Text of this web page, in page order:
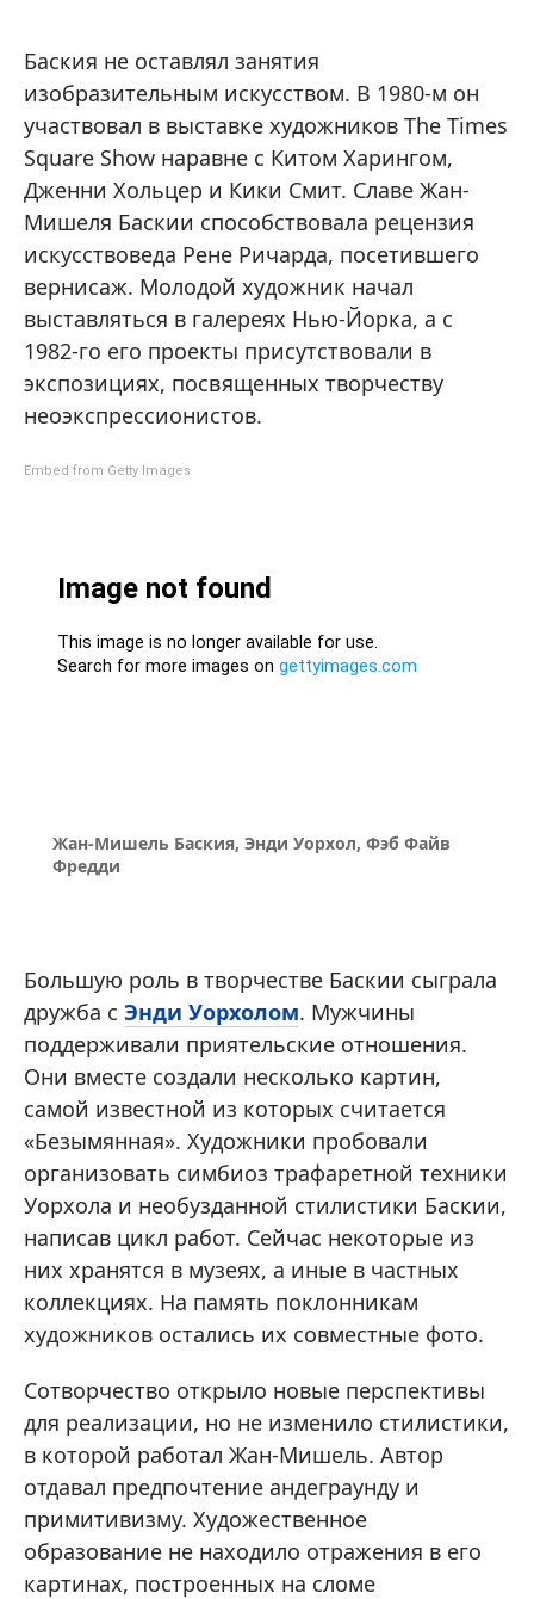
Баския не оставлял занятия
изобразительным искусством. В 1980-м он
участвовал в выставке художников The Times
Square Show наравне с Китом Харингом,
Дженни Хольцер и Кики Смит. Славе Жан-
Мишеля Баскии способствовала рецензия
искусствоведа Рене Ричарда, посетившего
вернисаж. Молодой художник начал
выставляться в галереях Нью-Йорка, а с
1982-го его проекты присутствовали в
экспозициях, посвященных творчеству
неоэкспрессионистов.
Embed from Getty Images
Жан-Мишель Баския, Энди Уорхол, Фэб Файв
Фредди
Большую роль в творчестве Баскии сыграла
дружба с Энди Уорхолом. Мужчины
поддерживали приятельские отношения.
Они вместе создали несколько картин,
самой известной из которых считается
«Безымянная». Художники пробовали
организовать симбиоз трафаретной техники
Уорхола и необузданной стилистики Баскии,
написав цикл работ. Сейчас некоторые из
них хранятся в музеях, а иные в частных
коллекциях. На память поклонникам
художников остались их совместные фото.
Сотворчество открыло новые перспективы
для реализации, но не изменило стилистики,
в которой работал Жан-Мишель. Автор
отдавал предпочтение андеграунду и
примитивизму. Художественное
образование не находило отражения в его
картинах, построенных на сломе